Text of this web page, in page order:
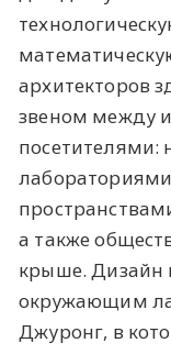
архитекторов
звеном между
посетителями:
а также
крыше. Дизайн
окружающим
Джуронг, в